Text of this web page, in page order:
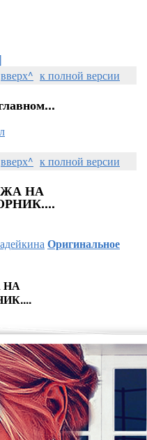
вверх^ к полной версии
вверх^ к полной версии
НА
Оригинальное
НА